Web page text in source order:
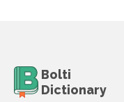
Bolti
Dictionary